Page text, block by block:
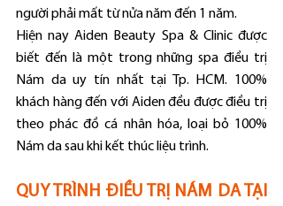
người phải mất từ nửa năm đến 1 năm.
Hiện nay Aiden Beauty Spa & Clinic được
biết đến là một trong những spa điều trị
Nám da uy tín nhất tại Tp. HCM. 100%
khách hàng đến với Aiden đều được điều trị
theo phác đồ cá nhân hóa, loại bỏ 100%
Nám da sau khi kết thúc liệu trình.
QUY TRÌNH ĐIỀU TRỊ NÁM DA TẠI